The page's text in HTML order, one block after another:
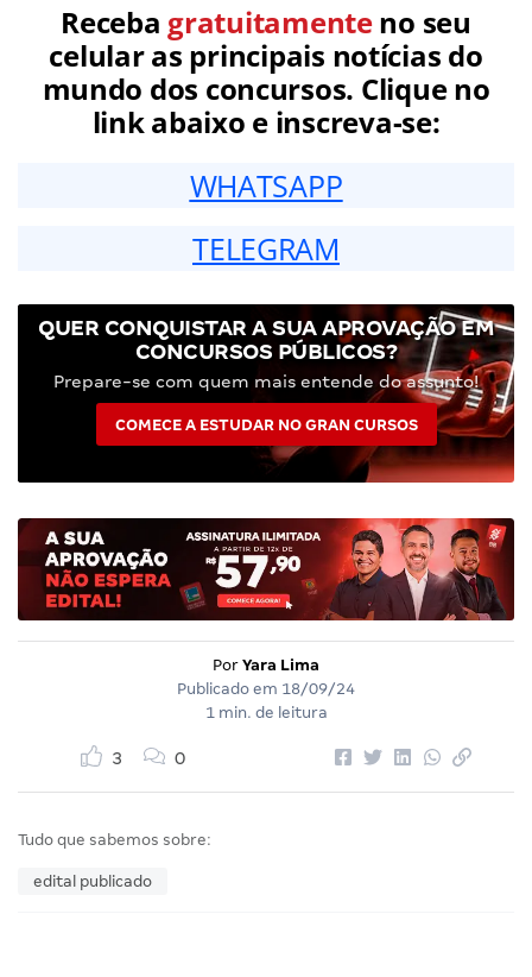
Receba gratuitamenteno seu
celular as principais notícias do
mundo dos concursos. Clique no
link abaixo e inscreva-se:
WHATSAPP
TELEGRAM
QUER CONQUISTAR A SUA APROVAÇÃO EM
CONCURSOS PÚBLICOS?
Prepare-se com quem mais entende do assunto!
COMECE A ESTUDAR NO GRAN CURSOS
Por Yara Lima
Publicado em 18/09/24
1 min. de leitura
3 0
Tudo que sabemos sobre:
edital publicado